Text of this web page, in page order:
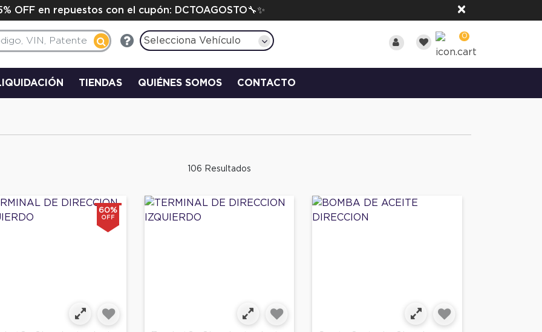
OFF en repuestos con el cupón: DCTOAGOSTO🔧✨ ×
Selecciona Vehículo 0
TIENDAS QUIÉNES SOMOS CONTACTO
106 Resultados
60%
OFF